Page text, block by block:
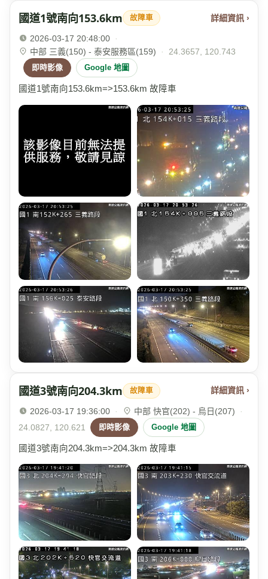
國道1號南向153.6km 故障車 詳細資訊 ›
2026-03-17 20:48:00
·
中部 三義(150) - 泰安服務區(159)
· 24.3657, 120.743
即時影像 Google 地圖
國道1號南向153.6km=>153.6km 故障車
國道3號南向204.3km 故障車 詳細資訊 ›
2026-03-17 19:36:00 · 中部 快官(202) - 烏日(207)
·
24.0827, 120.621
即時影像 Google 地圖
國道3號南向204.3km=>204.3km 故障車